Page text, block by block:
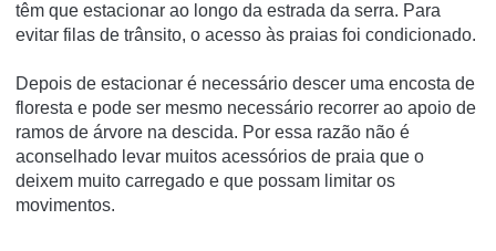
têm que estacionar ao longo da estrada da serra. Para
evitar filas de trânsito, o acesso às praias foi condicionado.
Depois de estacionar é necessário descer uma encosta de
floresta e pode ser mesmo necessário recorrer ao apoio de
ramos de árvore na descida. Por essa razão não é
aconselhado levar muitos acessórios de praia que o
deixem muito carregado e que possam limitar os
movimentos.